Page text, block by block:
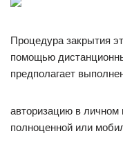
Процедура закрытия
помощью
предполагает
авторизацию в
полноценной или